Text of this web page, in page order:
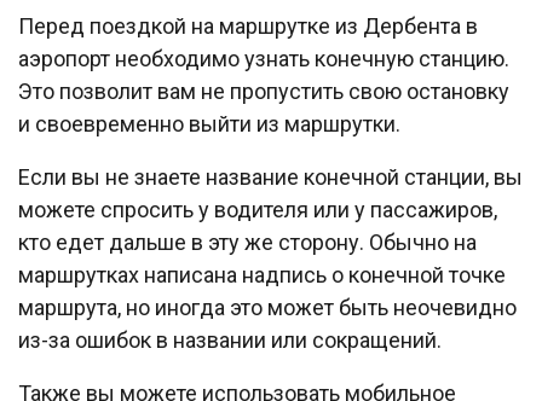
Перед поездкой на маршрутке из Дербента в
аэропорт необходимо узнать конечную станцию.
Это позволит вам не пропустить свою остановку
и своевременно выйти из маршрутки.
Если вы не знаете название конечной станции, вы
можете спросить у водителя или у пассажиров,
кто едет дальше в эту же сторону. Обычно на
маршрутках написана надпись о конечной точке
маршрута, но иногда это может быть неочевидно
из-за ошибок в названии или сокращений.
Также вы можете использовать мобильное